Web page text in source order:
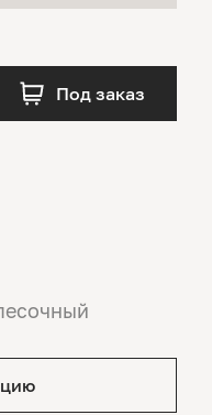
Под заказ